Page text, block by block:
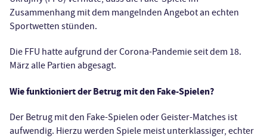
Zusammenhang mit dem mangelnden Angebot an echten
Sportwetten stünden.
Die FFU hatte aufgrund der Corona-Pandemie seit dem 18.
März alle Partien abgesagt.
Wie funktioniert der Betrug mit den Fake-Spielen?
Der Betrug mit den Fake-Spielen oder Geister-Matches ist
aufwendig. Hierzu werden Spiele meist unterklassiger, echter